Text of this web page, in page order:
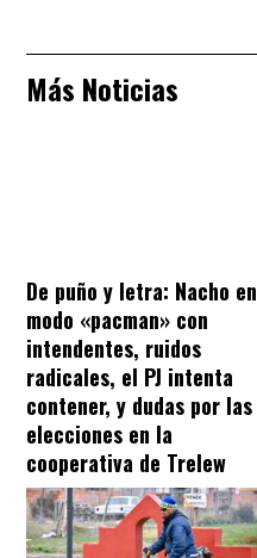
Más Noticias
De puño y letra: Nacho en
modo «pacman» con
intendentes, ruidos
radicales, el PJ intenta
contener, y dudas por las
elecciones en la
cooperativa de Trelew